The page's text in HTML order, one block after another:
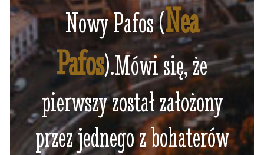
Nowy Pafos (Nea
Pafos).Mówi się, że
pierwszy został założony
przez jednego z bohaterów